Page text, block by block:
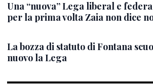
Una “nuova” Lega liberal e
per la prima volta Zaia non dice
La bozza di statuto di Fontana
nuovo la Lega